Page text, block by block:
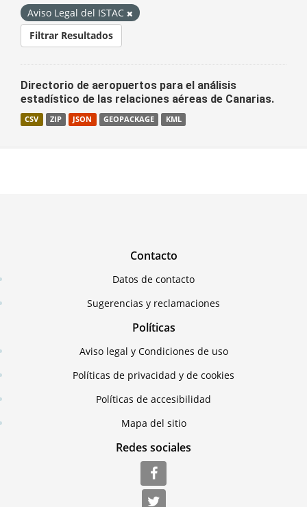
Aviso Legal del ISTAC
Filtrar Resultados
Directorio de aeropuertos para el análisis
estadístico de las relaciones aéreas de Canarias.
CSV ZIP JSON GEOPACKAGE KML
Contacto
Datos de contacto
Sugerencias y reclamaciones
Políticas
Aviso legal y Condiciones de uso
Políticas de privacidad y de cookies
Políticas de accesibilidad
Mapa del sitio
Redes sociales